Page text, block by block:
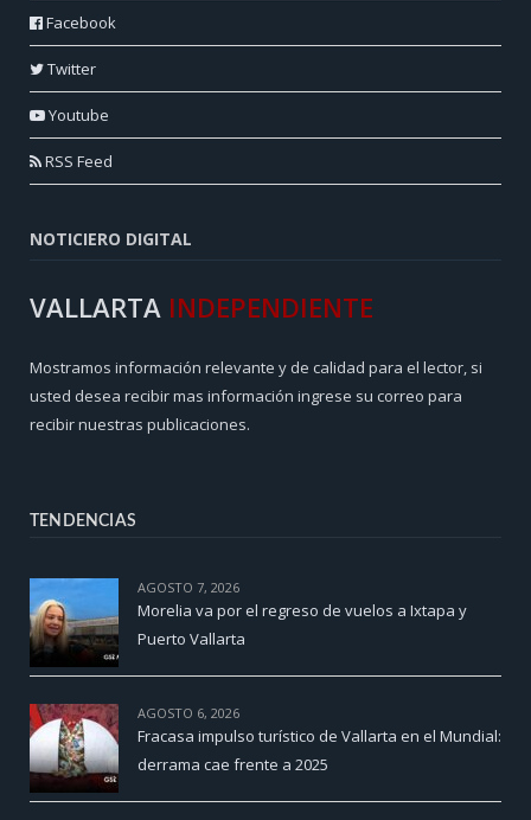
Facebook
Twitter
Youtube
RSS Feed
NOTICIERO DIGITAL
VALLARTA INDEPENDIENTE
Mostramos información relevante y de calidad para el lector, si
usted desea recibir mas información ingrese su correo para
recibir nuestras publicaciones.
TENDENCIAS
AGOSTO 7, 2026
Morelia va por el regreso de vuelos a Ixtapa y
Puerto Vallarta
AGOSTO 6, 2026
Fracasa impulso turístico de Vallarta en el Mundial:
derrama cae frente a 2025